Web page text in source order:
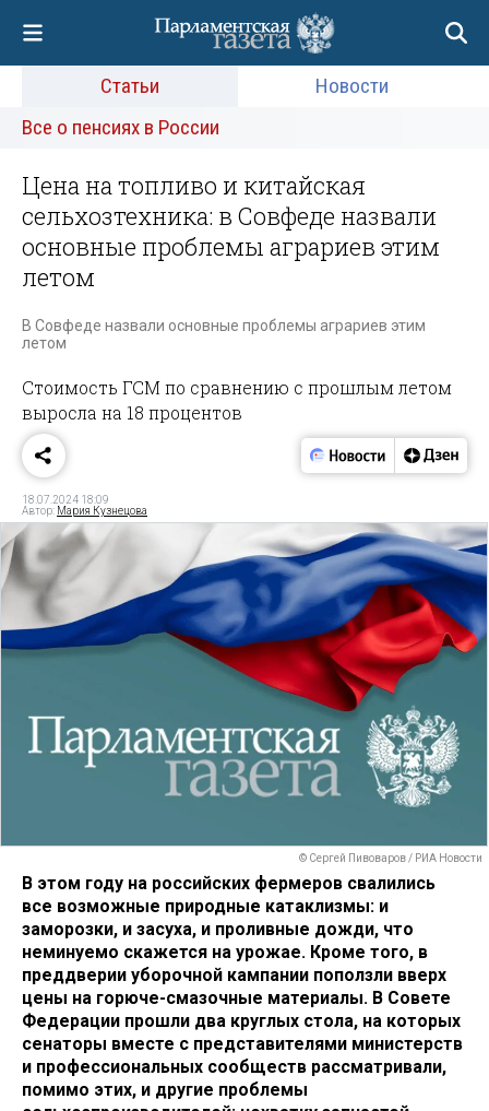
Статьи
Новости
Все о пенсиях в России
Цена на топливо и китайская
сельхозтехника: в Совфеде назвали
основные проблемы аграриев этим
летом
В Совфеде назвали основные проблемы аграриев этим
летом
Стоимость ГСМ по сравнению с прошлым летом
выросла на 18 процентов
18.07.2024 18:09
Автор: Мария Кузнецова
© Сергей Пивоваров / РИА Новости
В этом году на российских фермеров свалились
все возможные природные катаклизмы: и
заморозки, и засуха, и проливные дожди, что
неминуемо скажется на урожае. Кроме того, в
преддверии уборочной кампании поползли вверх
цены на горюче-смазочные материалы. В Совете
Федерации прошли два круглых стола, на которых
сенаторы вместе с представителями министерств
и профессиональных сообществ рассматривали,
помимо этих, и другие проблемы